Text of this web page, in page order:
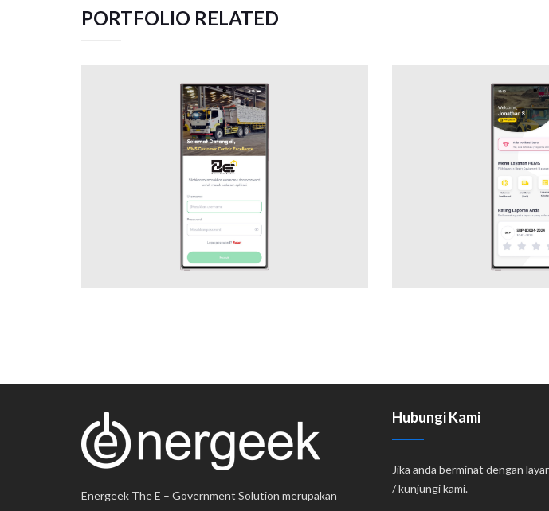
PORTFOLIO RELATED
PETROKIMIA – 2CE MOBILE
Mobile Application
WMS
Mobile
Energeek The E – Government Solution merupakan
Hubungi Kami
Jika anda berminat dengan
/ kunjungi kami.